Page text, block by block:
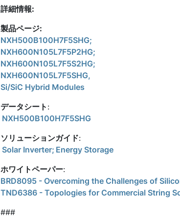
詳細情報:
製品ページ:
NXH500B100H7F5SHG;
NXH600N105L7F5P2HG;
NXH600N105L7F5S2HG;
NXH600N105L7F5SHG,
Si/SiC Hybrid Modules
データシート :
NXH500B100H7F5SHG
ソリューションガイド:
Solar Inverter; Energy Storage
ホワイトペーパー:
BRD8095 - Overcoming the Challenges of
TND6386 - Topologies for Commercial String
###